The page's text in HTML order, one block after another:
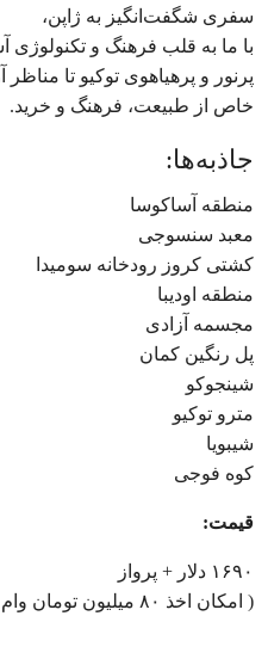
سفری شگفت‌انگیز به ژاپن،
با ما به قلب فرهنگ و تکنولوژی
پرنور و پرهیاهوی توکیو تا
خاص از طبیعت، فرهنگ و خرید.
جاذبه‌ها:
منطقه آساکوسا
معبد سنسوجی
کشتی کروز رودخانه سومیدا
منطقه اودیبا
مجسمه آزادی
پل رنگین کمان
شینجوکو
مترو توکیو
شیبویا
کوه فوجی
قیمت:
۱۶۹۰ دلار + پرواز
( امکان اخذ ۸۰ میلیون تومان وام سفر)